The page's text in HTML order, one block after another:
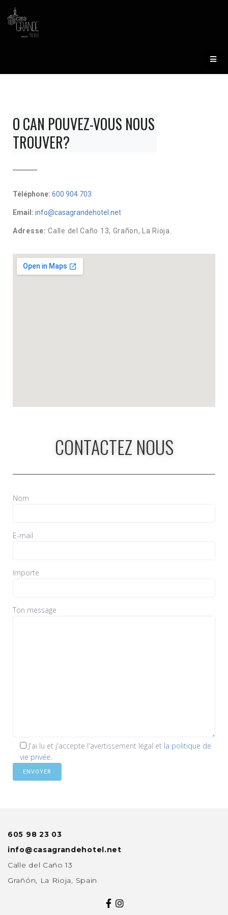
O CAN POUVEZ-VOUS NOUS
TROUVER?
Téléphone: 600 904 703
Email: info@casagrandehotel.net
Adresse: Calle del Caño 13, Grañon, La Rioja.
CONTACTEZ NOUS
Nom
E-mail
Importe
Ton message
J'ai lu et j'accepte l'avertissement légal et la politique de
vie privée.
605 98 23 03
info@casagrandehotel.net
Calle del Caño 13
Grañón, La Rioja, Spain